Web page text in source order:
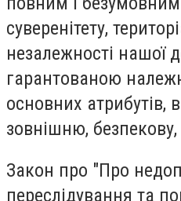
суверенітету,
незалежності нашої
гарантованою
основних атрибутів,
зовнішню,
Закон про "Про
переслідування та